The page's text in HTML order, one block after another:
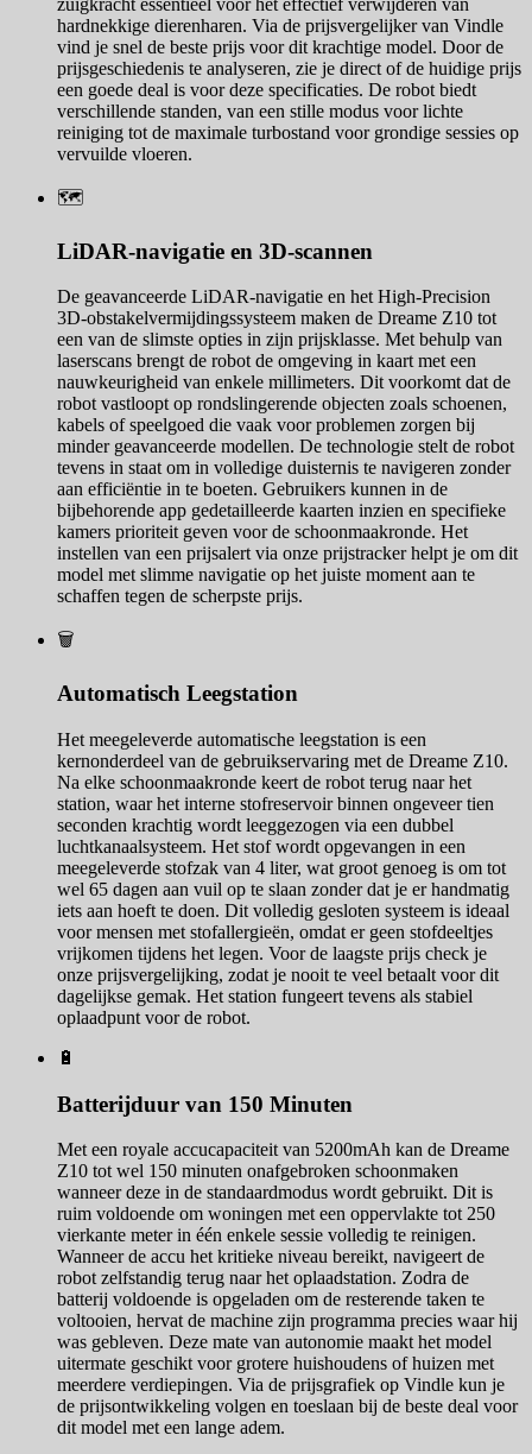
zuigkracht essentieel voor het effectief verwijderen van
hardnekkige dierenharen. Via de prijsvergelijker van Vindle
vind je snel de beste prijs voor dit krachtige model. Door de
prijsgeschiedenis te analyseren, zie je direct of de huidige prijs
een goede deal is voor deze specificaties. De robot biedt
verschillende standen, van een stille modus voor lichte
reiniging tot de maximale turbostand voor grondige sessies op
vervuilde vloeren.
🗺️
LiDAR-navigatie en 3D-scannen
De geavanceerde LiDAR-navigatie en het High-Precision
3D-obstakelvermijdingssysteem maken de Dreame Z10 tot
een van de slimste opties in zijn prijsklasse. Met behulp van
laserscans brengt de robot de omgeving in kaart met een
nauwkeurigheid van enkele millimeters. Dit voorkomt dat de
robot vastloopt op rondslingerende objecten zoals schoenen,
kabels of speelgoed die vaak voor problemen zorgen bij
minder geavanceerde modellen. De technologie stelt de robot
tevens in staat om in volledige duisternis te navigeren zonder
aan efficiëntie in te boeten. Gebruikers kunnen in de
bijbehorende app gedetailleerde kaarten inzien en specifieke
kamers prioriteit geven voor de schoonmaakronde. Het
instellen van een prijsalert via onze prijstracker helpt je om dit
model met slimme navigatie op het juiste moment aan te
schaffen tegen de scherpste prijs.
🗑️
Automatisch Leegstation
Het meegeleverde automatische leegstation is een
kernonderdeel van de gebruikservaring met de Dreame Z10.
Na elke schoonmaakronde keert de robot terug naar het
station, waar het interne stofreservoir binnen ongeveer tien
seconden krachtig wordt leeggezogen via een dubbel
luchtkanaalsysteem. Het stof wordt opgevangen in een
meegeleverde stofzak van 4 liter, wat groot genoeg is om tot
wel 65 dagen aan vuil op te slaan zonder dat je er handmatig
iets aan hoeft te doen. Dit volledig gesloten systeem is ideaal
voor mensen met stofallergieën, omdat er geen stofdeeltjes
vrijkomen tijdens het legen. Voor de laagste prijs check je
onze prijsvergelijking, zodat je nooit te veel betaalt voor dit
dagelijkse gemak. Het station fungeert tevens als stabiel
oplaadpunt voor de robot.
🔋
Batterijduur van 150 Minuten
Met een royale accucapaciteit van 5200mAh kan de Dreame
Z10 tot wel 150 minuten onafgebroken schoonmaken
wanneer deze in de standaardmodus wordt gebruikt. Dit is
ruim voldoende om woningen met een oppervlakte tot 250
vierkante meter in één enkele sessie volledig te reinigen.
Wanneer de accu het kritieke niveau bereikt, navigeert de
robot zelfstandig terug naar het oplaadstation. Zodra de
batterij voldoende is opgeladen om de resterende taken te
voltooien, hervat de machine zijn programma precies waar hij
was gebleven. Deze mate van autonomie maakt het model
uitermate geschikt voor grotere huishoudens of huizen met
meerdere verdiepingen. Via de prijsgrafiek op Vindle kun je
de prijsontwikkeling volgen en toeslaan bij de beste deal voor
dit model met een lange adem.